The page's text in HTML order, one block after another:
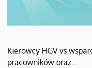
Kierowcy HGV vs
pracowników oraz…